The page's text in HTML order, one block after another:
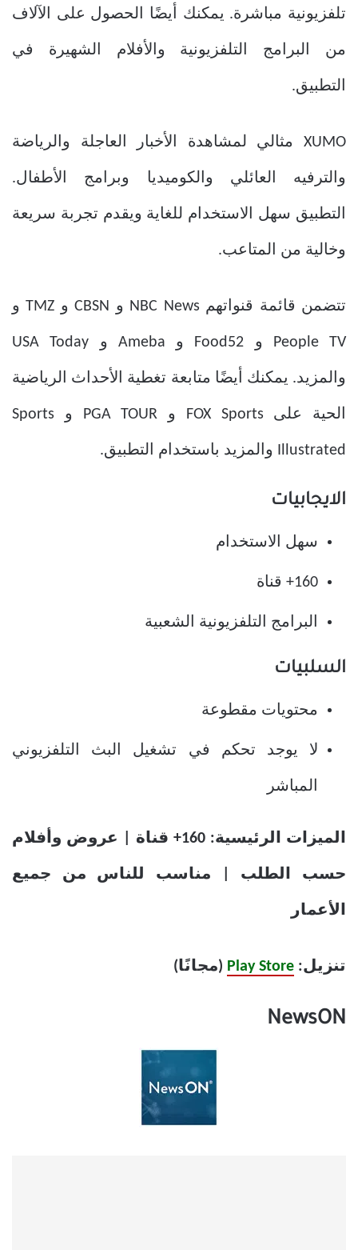
تلفزيونية مباشرة. يمكنك أيضًا الحصول على الآلاف
من البرامج التلفزيونية والأفلام الشهيرة في
التطبيق.
XUMO مثالي لمشاهدة الأخبار العاجلة والرياضة
والترفيه العائلي والكوميديا وبرامج الأطفال.
التطبيق سهل الاستخدام للغاية ويقدم تجربة سريعة
وخالية من المتاعب.
تتضمن قائمة قنواتهم NBC News و CBSN و TMZ و
People TV و Food52 و Ameba و USA Today
والمزيد. يمكنك أيضًا متابعة تغطية الأحداث الرياضية
الحية على FOX Sports و PGA TOUR و Sports
Illustrated والمزيد باستخدام التطبيق.
الايجابيات
سهل الاستخدام
160+ قناة
البرامج التلفزيونية الشعبية
السلبيات
محتويات مقطوعة
لا يوجد تحكم في تشغيل البث التلفزيوني
المباشر
الميزات الرئيسية: 160+ قناة | عروض وأفلام
حسب الطلب | مناسب للناس من جميع
الأعمار
تنزيل: Play Store (مجانًا)
NewsON